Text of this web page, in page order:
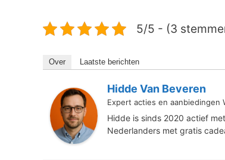
5/5 - (3
Over Laatste berichten
Hidde Van Beveren
Expert acties en aanbiedingen
Hidde is sinds 2020 actief
Nederlanders met gratis